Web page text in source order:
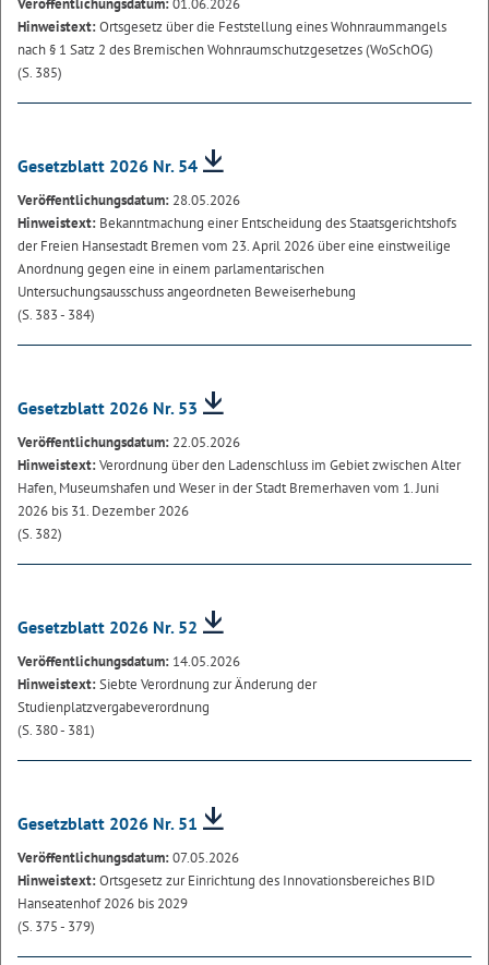
Veröffentlichungsdatum:01.06.2026
Hinweistext:Ortsgesetz über die Feststellung eines Wohnraummangels
nach § 1 Satz 2 des Bremischen Wohnraumschutzgesetzes (WoSchOG)
(S. 385)
Gesetzblatt 2026 Nr. 54
Veröffentlichungsdatum: 28.05.2026
Hinweistext: Bekanntmachung einer Entscheidung des Staatsgerichtshofs
der Freien Hansestadt Bremen vom 23. April 2026 über eine einstweilige
Anordnung gegen eine in einem parlamentarischen
Untersuchungsausschuss angeordneten Beweiserhebung
(S. 383 - 384)
Gesetzblatt 2026 Nr. 53
Veröffentlichungsdatum: 22.05.2026
Hinweistext:Verordnung über den Ladenschluss im Gebiet zwischen Alter
Hafen, Museumshafen und Weser in der Stadt Bremerhaven vom 1. Juni
2026 bis 31. Dezember 2026
(S. 382)
Gesetzblatt 2026 Nr. 52
Veröffentlichungsdatum: 14.05.2026
Hinweistext:Siebte Verordnung zur Änderung der
Studienplatzvergabeverordnung
(S. 380 - 381)
Gesetzblatt 2026 Nr. 51
Veröffentlichungsdatum:07.05.2026
Hinweistext:Ortsgesetz zur Einrichtung des Innovationsbereiches BID
Hanseatenhof 2026 bis 2029
(S. 375 - 379)